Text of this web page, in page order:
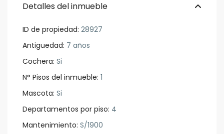
Detalles del inmueble
ID de propiedad: 28927
Antiguedad: 7 años
Cochera: Si
N° Pisos del inmueble: 1
Mascota: Si
Departamentos por piso: 4
Mantenimiento: S/1900